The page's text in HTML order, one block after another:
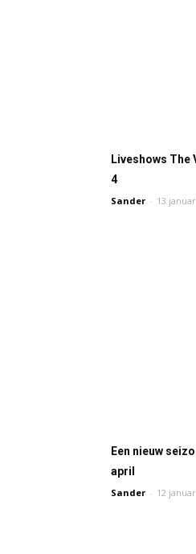
Liveshows The
4
Sander - 13
Een nieuw
april
Sander - 12